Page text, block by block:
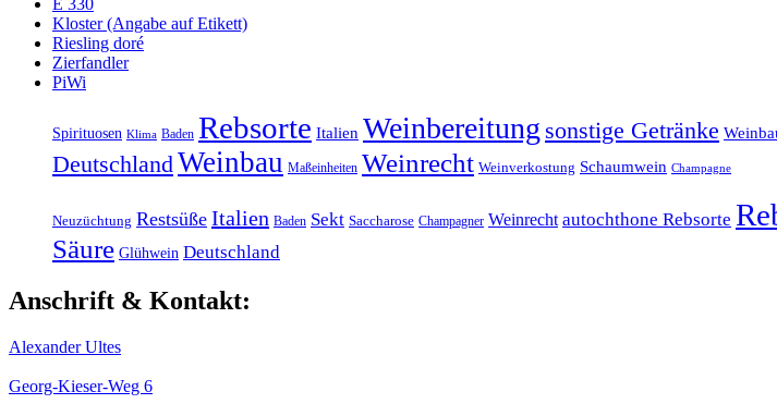
Kloster (Angabe auf Etikett)
Riesling doré
Zierfandler
PiWi
Spirituosen Klima Baden Rebsorte Italien Weinbereitung sonstige Getränke
Deutschland Weinbau Maßeinheiten Weinrecht Weinverkostung Schaumwein Champagne
Neuzüchtung Restsüße Italien Baden Sekt Saccharose Champagner Weinrecht autochthone Rebsorte
Säure Glühwein Deutschland
Anschrift & Kontakt:
Alexander Ultes
Georg-Kieser-Weg 6